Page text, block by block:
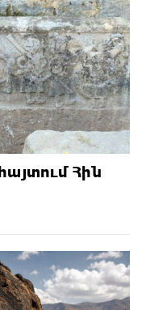
Հին